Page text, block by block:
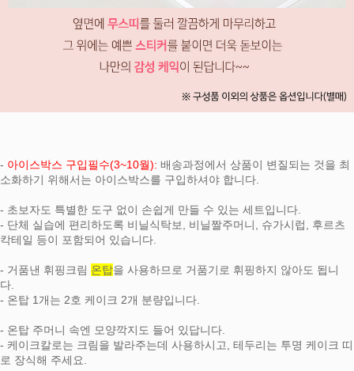
- 아이스박스 구입필수(3~10월): 배송과정에서 상품이 변질되는 것을 최
소화하기 위해서는 아이스박스를 구입하셔야 합니다.
- 초보자도 특별한 도구 없이 손쉽게 만들 수 있는 세트입니다.
- 단체 실습에 편리하도록 비닐식탁보, 비닐짤주머니, 슈가시럽, 후르츠
칵테일 등이 포함되어 있습니다.
- 거품낸 휘핑크림 온탑을 사용하므로 거품기로 휘핑하지 않아도 됩니
다.
- 온탑 1개는 2호 케이크 2개 분량입니다.
- 온탑 주머니 속엔 모양깍지도 들어 있답니다.
- 케이크칼로는 크림을 발라주는데 사용하시고, 테두리는 투명 케이크 띠
로 장식해 주세요.